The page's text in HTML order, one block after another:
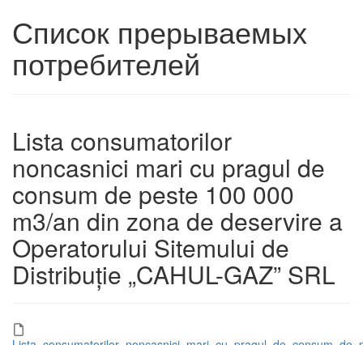
Список прерываемых
потребителей
Lista consumatorilor
noncasnici mari cu pragul de
consum de peste 100 000
m3/an din zona de deservire a
Operatorului Sitemului de
Distribuție „CAHUL-GAZ” SRL